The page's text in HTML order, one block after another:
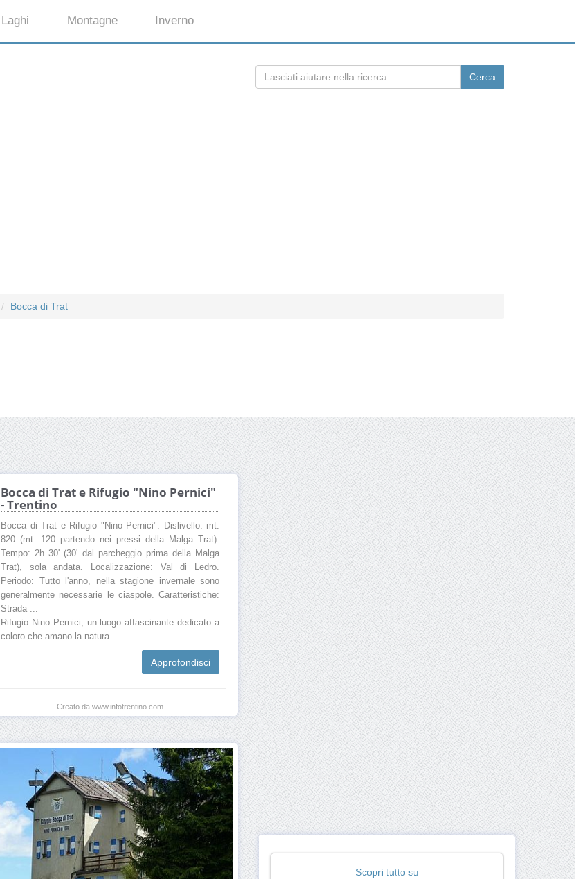
Laghi Montagne Inverno
Bocca di Trat
Bocca di Trat e Rifugio "Nino Pernici"
- Trentino
Bocca di Trat e Rifugio "Nino Pernici". Dislivello: mt.
820 (mt. 120 partendo nei pressi della Malga Trat).
Tempo: 2h 30' (30' dal parcheggio prima della Malga
Trat), sola andata. Localizzazione: Val di Ledro.
Periodo: Tutto l'anno, nella stagione invernale sono
generalmente necessarie le ciaspole. Caratteristiche:
Strada ...
Rifugio Nino Pernici, un luogo affascinante dedicato a
coloro che amano la natura.
Approfondisci
Creato da www.infotrentino.com
Scopri tutto su